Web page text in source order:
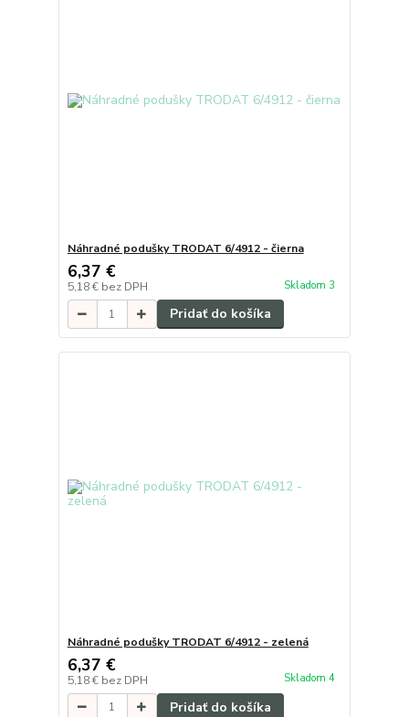
Náhradné podušky TRODAT 6/4912 - čierna
6,37 €
5,18 € bez DPH Skladom 3
Pridať do košíka
Náhradné podušky TRODAT 6/4912 - zelená
6,37 €
5,18 € bez DPH Skladom 4
Pridať do košíka